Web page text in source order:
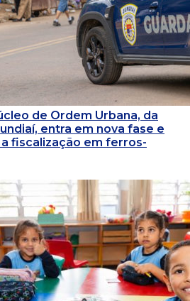
de Ordem Urbana, da
entra em nova fase e
fiscalização em ferros-